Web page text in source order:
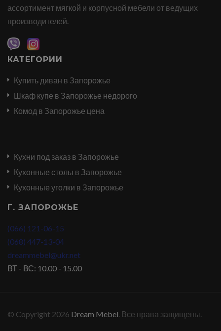
ассортимент мягкой и корпусной мебели от ведущих
производителей.
КАТЕГОРИИ
Купить диван в Запорожье
Шкаф купе в Запорожье недорого
Комод в Запорожье цена
Кухни под заказ в Запорожье
Кухонные столы в Запорожье
Кухонные уголки в Запорожье
Г. ЗАПОРОЖЬЕ
(066) 121-06-15
(068) 447-13-04
dreammebel@ukr.net
ВТ - ВС: 10.00 - 15.00
© Copyright 2026 Dream Mebel. Все права защищены.